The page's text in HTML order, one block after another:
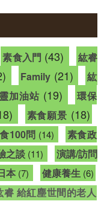
素食入門 (43)
紘睿
Family (21)
紘
加油站 (19) 環保
素食願景 (18)
100問 (14)
素食政
之談 (11) 演講/訪問
本 (7) 健康養生 (6)
睿 給紅塵世間的老人